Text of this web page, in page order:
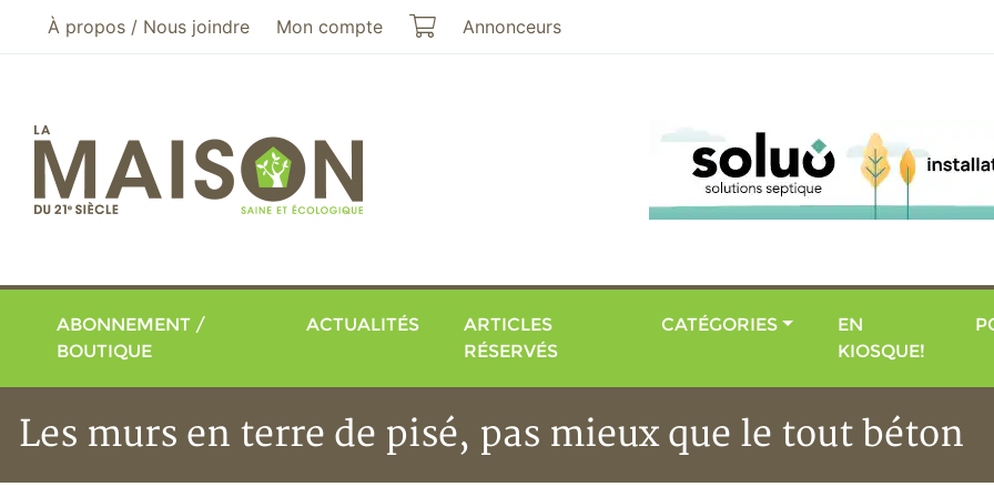
Aller au menu principal
Aller au contenu principal
À propos / Nous joindre Mon compte Mon panier
Annonceurs
ABONNEMENT /
BOUTIQUE
ACTUALITÉS
ARTICLES
RÉSERVÉS
CATÉGORIES
EN
KIOSQUE!
Les murs en terre de pisé, pas mieux que le tout béton